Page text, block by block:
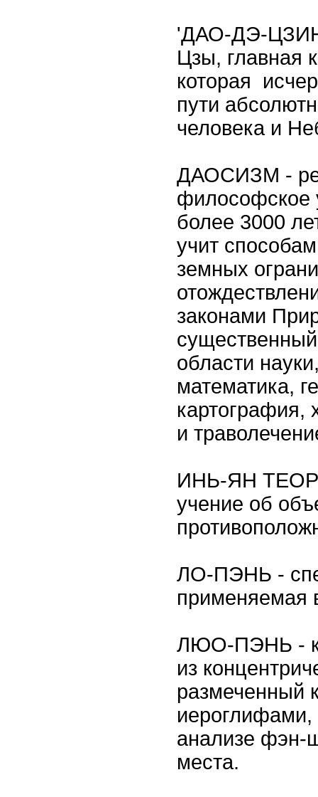
'ДАО-ДЭ-
Цзы, главная
которая
пути
человека и
ДАОСИЗМ -
философское
более 3000
учит
земных
законами
области
математика,
картография,
и
ИНЬ-ЯН
учение об
ЛО-ПЭНЬ -
применяемая
ЛЮО-ПЭНЬ -
из
размеченный
анализе фэн-
места.